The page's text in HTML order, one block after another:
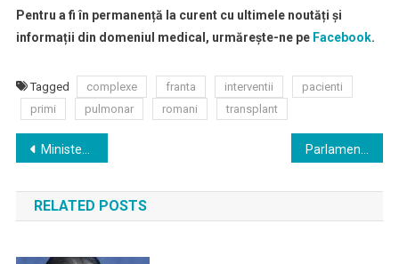
Pentru a fi în permanență la curent cu ultimele noutăți și
informații din domeniul medical, urmărește-ne pe Facebook.
Tagged complexe franta interventii
pacienti
primi
pulmonar romani transplant
Navigare
în
articole
Ministerul Sănătăţii anunţă că are în lucru un masterplan pentru prevenirea şi controlul cancerului
RELATED POSTS